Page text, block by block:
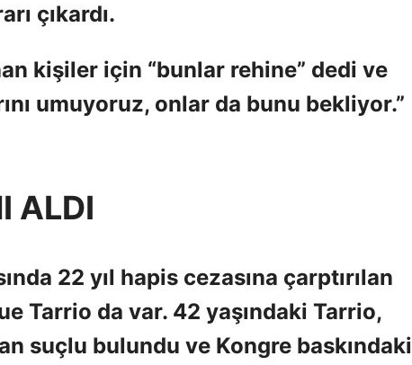
çıkardı.
kişiler için “bunlar rehine” dedi ve
umuyoruz, onlar da bunu bekliyor.”
ALDI
22 yıl hapis cezasına çarptırılan
Tarrio da var. 42 yaşındaki Tarrio,
suçlu bulundu ve Kongre baskındaki